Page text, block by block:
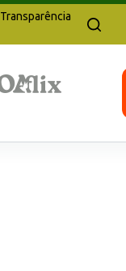
Transparência